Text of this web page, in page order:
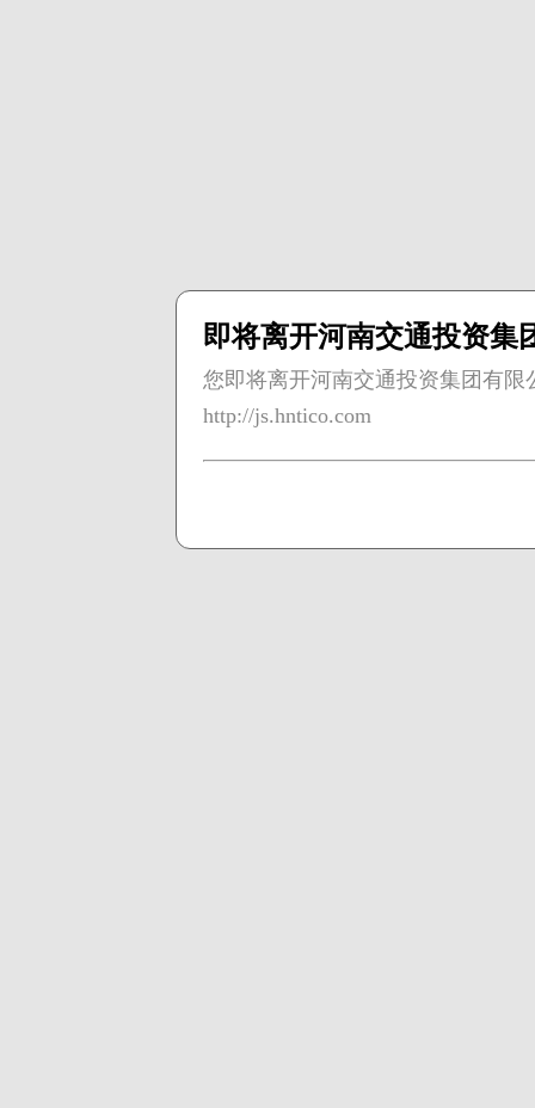
即将离开河南交通投资集
您即将离开河南交通投资集团有
http://js.hntico.com